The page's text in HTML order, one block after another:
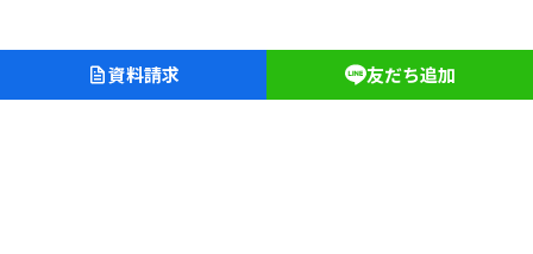
資料請求 友だち追加